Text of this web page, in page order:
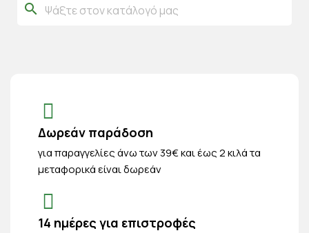
search
Δωρεάν παράδοση
για παραγγελίες άνω των 39€ και έως 2 κιλά τα
μεταφορικά είναι δωρεάν
14 ημέρες για επιστροφές